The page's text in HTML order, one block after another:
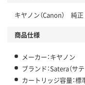
キヤノン（Canon） 純
商品仕様
メーカー：キヤノン
ブランド：Satera（サテ
カートリッジ容量：標